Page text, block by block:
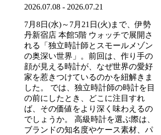
2026.07.08 - 2026.07.21
7月8日(水)～7月21日(火)まで、伊勢
丹新宿店 本館5階 ウォッチで展開さ
れる「独立時計師とスモールメゾン
の奥深い世界」。前回は、作り手の
顔が見える時計が、なぜ世界の愛好
家を惹きつけているのかを紐解きま
した。 では、独立時計師の時計を目
の前にしたとき、どこに注目すれ
ば、その価値をより深く味わえるの
でしょうか。 高級時計を選ぶ際は、
ブランドの知名度やケース素材、パ